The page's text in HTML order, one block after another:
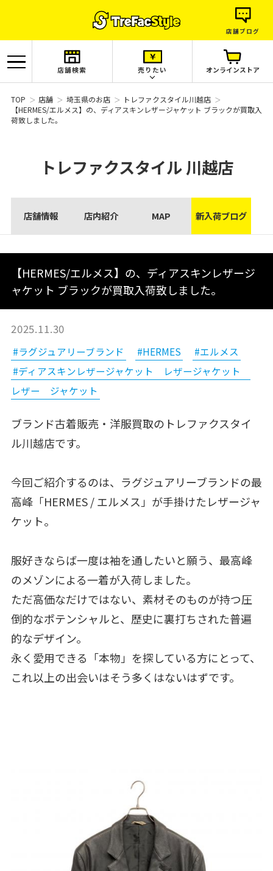
店舗ブログ
店舗検索 売りたい オンラインストア
TOP 店舗 埼玉県のお店
トレファクスタイル川越店
【HERMES/エルメス】の、ディアスキンレザージャケット ブラックが買取入
荷致しました。
トレファクスタイル川越店
店舗情報 店内紹介 MAP 新入荷ブログ
【HERMES/エルメス】の、ディアスキンレザージ
ャケット ブラックが買取入荷致しました。
2025.11.30
#ラグジュアリーブランド #HERMES
#エルメス
#ディアスキンレザージャケット レザージャケット
レザー ジャケット
ブランド古着販売・洋服買取のトレファクスタイ
ル川越店です。
今回ご紹介するのは、ラグジュアリーブランドの最
高峰「HERMES / エルメス」が手掛けたレザージャ
ケット。
服好きならば一度は袖を通したいと願う、最高峰
のメゾンによる一着が入荷しました。
ただ高価なだけではない、素材そのものが持つ圧
倒的なポテンシャルと、歴史に裏打ちされた普遍
的なデザイン。
永く愛用できる「本物」を探している方にとって、
これ以上の出会いはそう多くはないはずです。